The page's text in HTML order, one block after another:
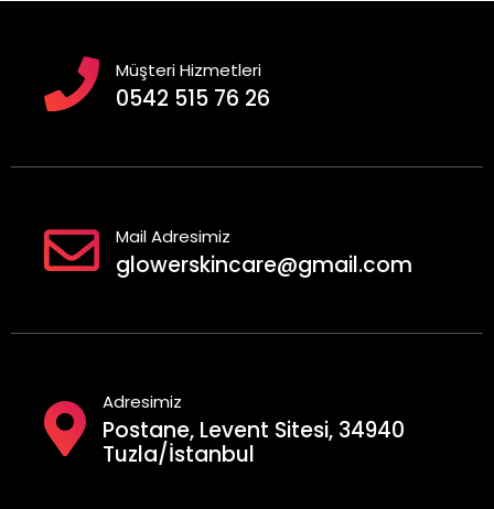
Müşteri Hizmetleri
0542 515 76 26
Mail Adresimiz
glowerskincare@gmail.com
Adresimiz
Postane, Levent Sitesi, 34940
Tuzla/İstanbul